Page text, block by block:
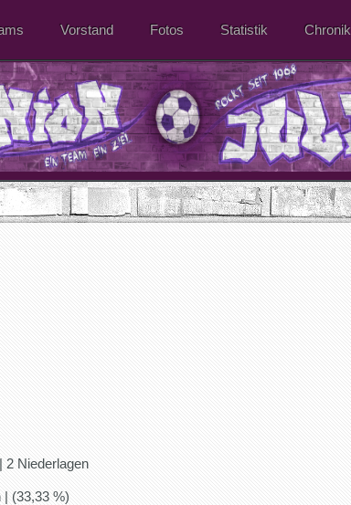
Vorstand Fotos Statistik Chronik
2 Niederlagen
(33,33 %)